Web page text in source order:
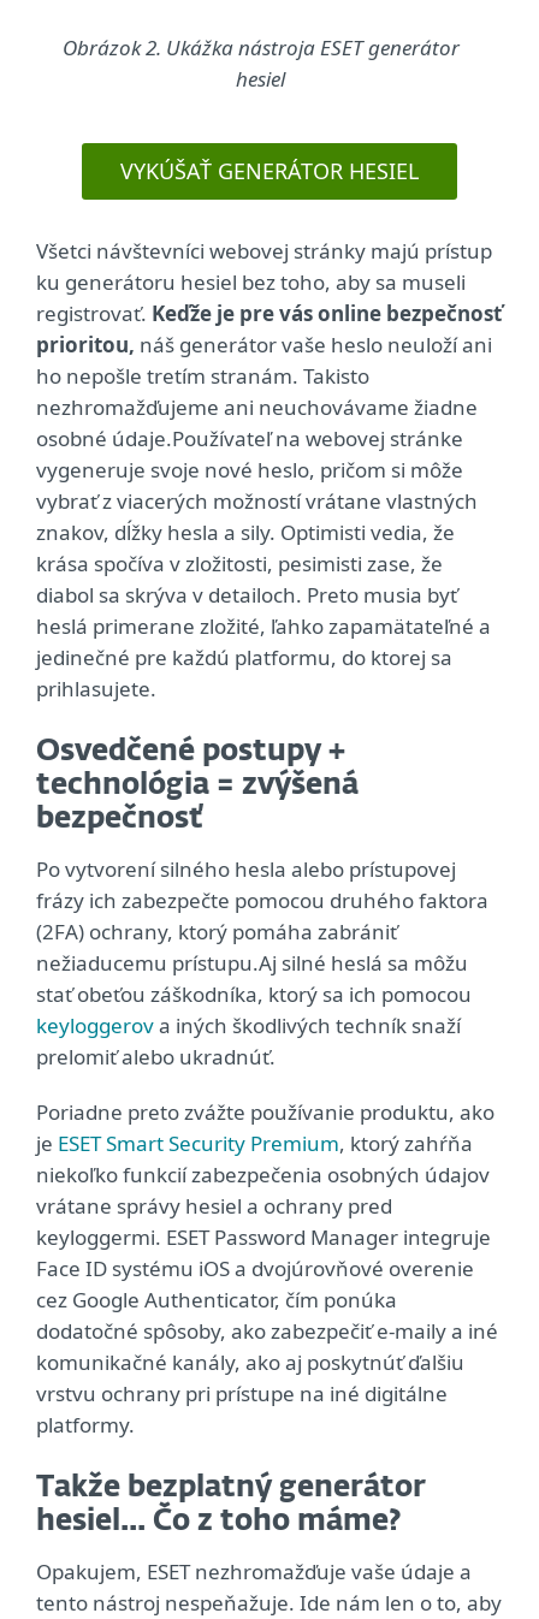
Obrázok 2. Ukážka nástroja ESET generátor
hesiel
VYKÚŠAŤ GENERÁTOR HESIEL
Všetci návštevníci webovej stránky majú prístup
ku generátoru hesiel bez toho, aby sa museli
registrovať. Keďže je pre vás online bezpečnosť
prioritou, náš generátor vaše heslo neuloží ani
ho nepošle tretím stranám. Takisto
nezhromažďujeme ani neuchovávame žiadne
osobné údaje.Používateľ na webovej stránke
vygeneruje svoje nové heslo, pričom si môže
vybrať z viacerých možností vrátane vlastných
znakov, dĺžky hesla a sily. Optimisti vedia, že
krása spočíva v zložitosti, pesimisti zase, že
diabol sa skrýva v detailoch. Preto musia byť
heslá primerane zložité, ľahko zapamätateľné a
jedinečné pre každú platformu, do ktorej sa
prihlasujete.
Osvedčené postupy +
technológia = zvýšená
bezpečnosť
Po vytvorení silného hesla alebo prístupovej
frázy ich zabezpečte pomocou druhého faktora
(2FA) ochrany, ktorý pomáha zabrániť
nežiaducemu prístupu.Aj silné heslá sa môžu
stať obeťou záškodníka, ktorý sa ich pomocou
keyloggerova iných škodlivých techník snaží
prelomiť alebo ukradnúť.
Poriadne preto zvážte používanie produktu, ako
je ESET Smart Security Premium, ktorý zahŕňa
niekoľko funkcií zabezpečenia osobných údajov
vrátane správy hesiel a ochrany pred
keyloggermi. ESET Password Manager integruje
Face ID systému iOS a dvojúrovňové overenie
cez Google Authenticator, čím ponúka
dodatočné spôsoby, ako zabezpečiť e‑maily a iné
komunikačné kanály, ako aj poskytnúť ďalšiu
vrstvu ochrany pri prístupe na iné digitálne
platformy.
Takže bezplatný generátor
hesiel... Čo z toho máme?
Opakujem, ESET nezhromažďuje vaše údaje a
tento nástroj nespeňažuje. Ide nám len o to, aby